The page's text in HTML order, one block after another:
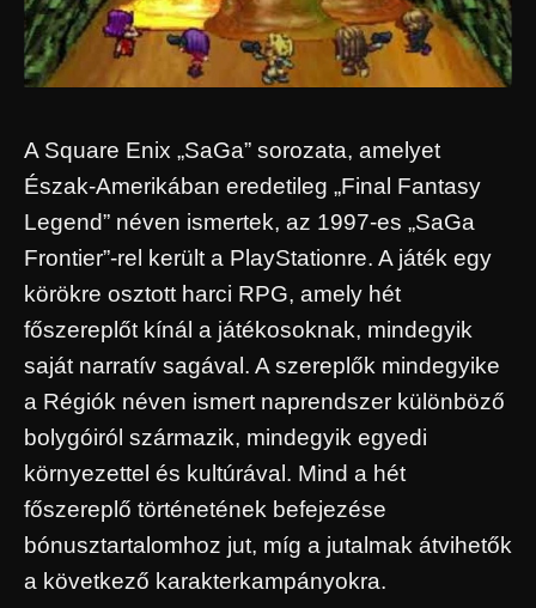
A Square Enix „SaGa” sorozata, amelyet
Észak-Amerikában eredetileg „Final Fantasy
Legend” néven ismertek, az 1997-es „SaGa
Frontier”-rel került a PlayStationre. A játék egy
körökre osztott harci RPG, amely hét
főszereplőt kínál a játékosoknak, mindegyik
saját narratív sagával. A szereplők mindegyike
a Régiók néven ismert naprendszer különböző
bolygóiról származik, mindegyik egyedi
környezettel és kultúrával. Mind a hét
főszereplő történetének befejezése
bónusztartalomhoz jut, míg a jutalmak átvihetők
a következő karakterkampányokra.